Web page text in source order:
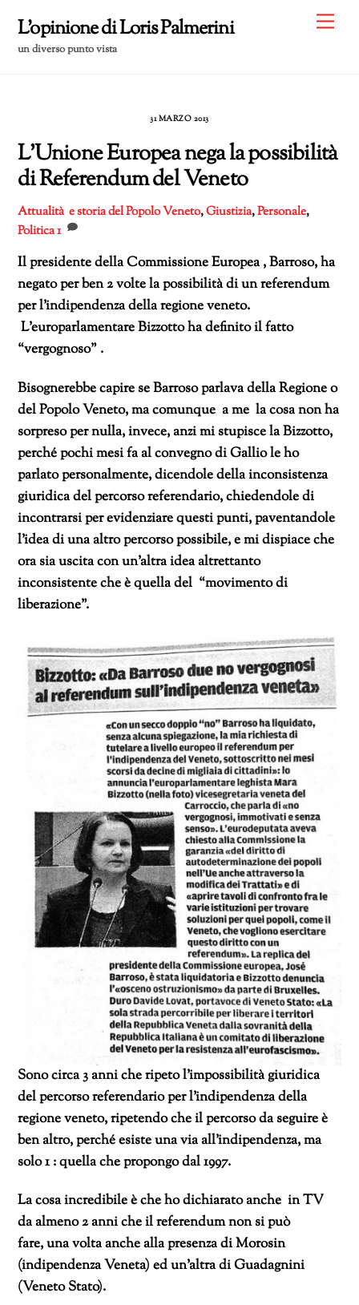
content
L'opinione di Loris Palmerini
un diverso punto vista
31 MARZO 2013
L’Unione Europea nega la possibilità
di Referendum del Veneto
Attualità e storia del Popolo Veneto,Giustizia,Personale,
Politica1
Il presidente della Commissione Europea , Barroso, ha
negato per ben 2 volte la possibilità di un referendum
per l’indipendenza della regione veneto.
L’europarlamentare Bizzotto ha definito il fatto
“vergognoso” .
Bisognerebbe capire se Barroso parlava della Regione o
del Popolo Veneto, ma comunque a me la cosa non ha
sorpreso per nulla, invece, anzi mi stupisce la Bizzotto,
perché pochi mesi fa al convegno di Gallio le ho
parlato personalmente, dicendole della inconsistenza
giuridica del percorso referendario, chiedendole di
incontrarsi per evidenziare questi punti, paventandole
l’idea di una altro percorso possibile, e mi dispiace che
ora sia uscita con un’altra idea altrettanto
inconsistente che è quella del “movimento di
liberazione”.
Sono circa 3 anni che ripeto l’impossibilità giuridica
del percorso referendario per l’indipendenza della
regione veneto, ripetendo che il percorso da seguire è
ben altro, perché esiste una via all’indipendenza, ma
solo 1 : quella che propongo dal 1997.
La cosa incredibile è che ho dichiarato anche in TV
da almeno 2 anni che il referendum non si può
fare, una volta anche alla presenza di Morosin
(indipendenza Veneta) ed un’altra di Guadagnini
(Veneto Stato).